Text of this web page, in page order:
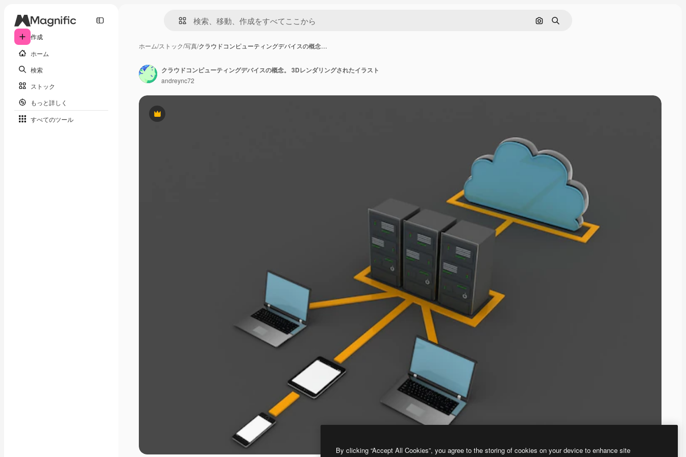
作成
ホーム
検索
ストック
もっと詳しく
すべてのツール
画像で検索
検索
ホーム/ストック/写真/クラウドコンピューティングデバイスの概念…
Premium
クラウドコンピューティングデバイスの概念。 3Dレンダリングされたイラスト
andreync72
By clicking “Accept All Cookies”, you agree to the storing of cookies on your device to enhance site